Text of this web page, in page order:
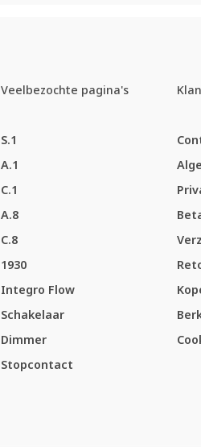
Veelbezochte pagina's
S.1
A.1
C.1
A.8
C.8
1930
Integro Flow
Schakelaar
Dimmer
Stopcontact